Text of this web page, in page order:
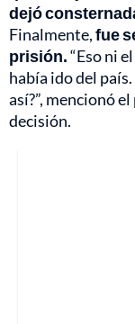
dejó
Finalmente,fue
prisión.“Eso ni
había ido del
así?”, mencionó
decisión.